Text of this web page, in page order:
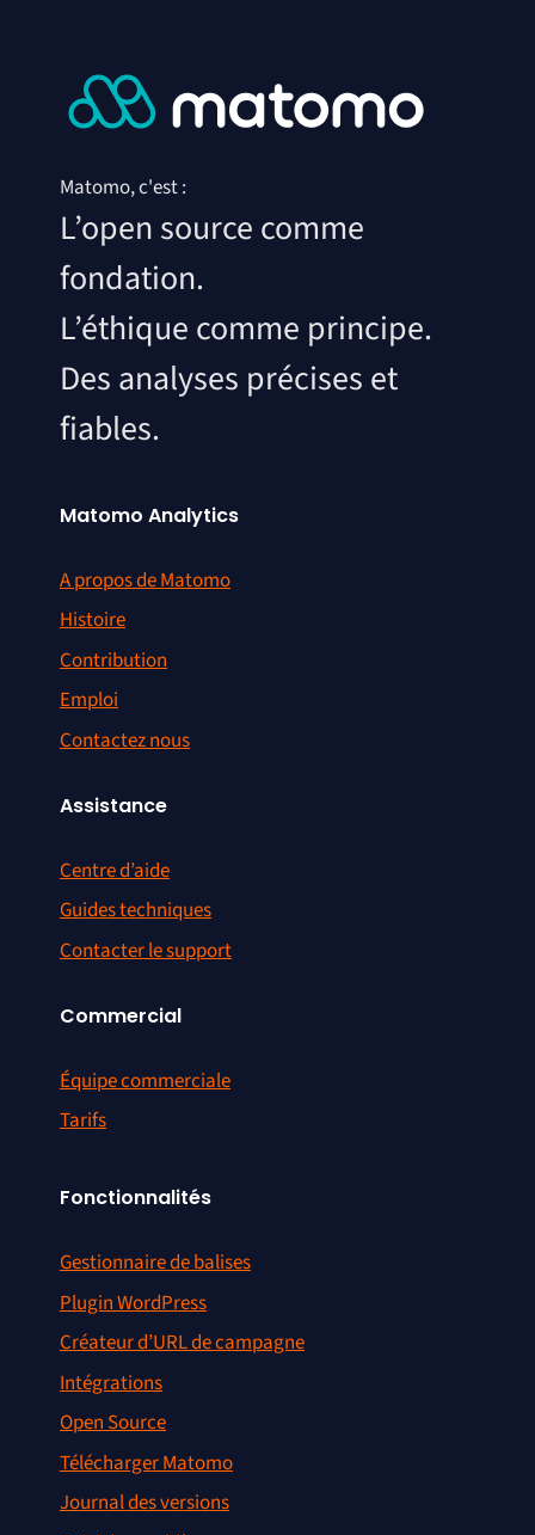
Matomo, c'est :
L’open source comme
fondation.
L’éthique comme principe.
Des analyses précises et
fiables.
Matomo Analytics
A propos de Matomo
Histoire
Contribution
Emploi
Contactez nous
Assistance
Centre d’aide
Guides techniques
Contacter le support
Commercial
Équipe commerciale
Tarifs
Fonctionnalités
Gestionnaire de balises
Plugin WordPress
Créateur d’URL de campagne
Intégrations
Open Source
Télécharger Matomo
Journal des versions